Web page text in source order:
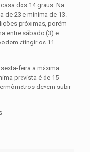
dos 14 graus. Na
de 23 e mínima de 13.
próximas, porém
entre sábado (3) e
atingir os 11
feira a máxima
prevista é de 15
devem subir